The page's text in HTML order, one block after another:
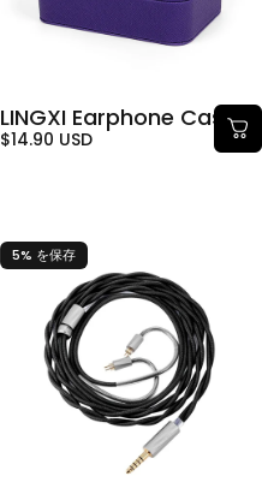
LINGXI Earphone Case
$14.90 USD
5% を保存